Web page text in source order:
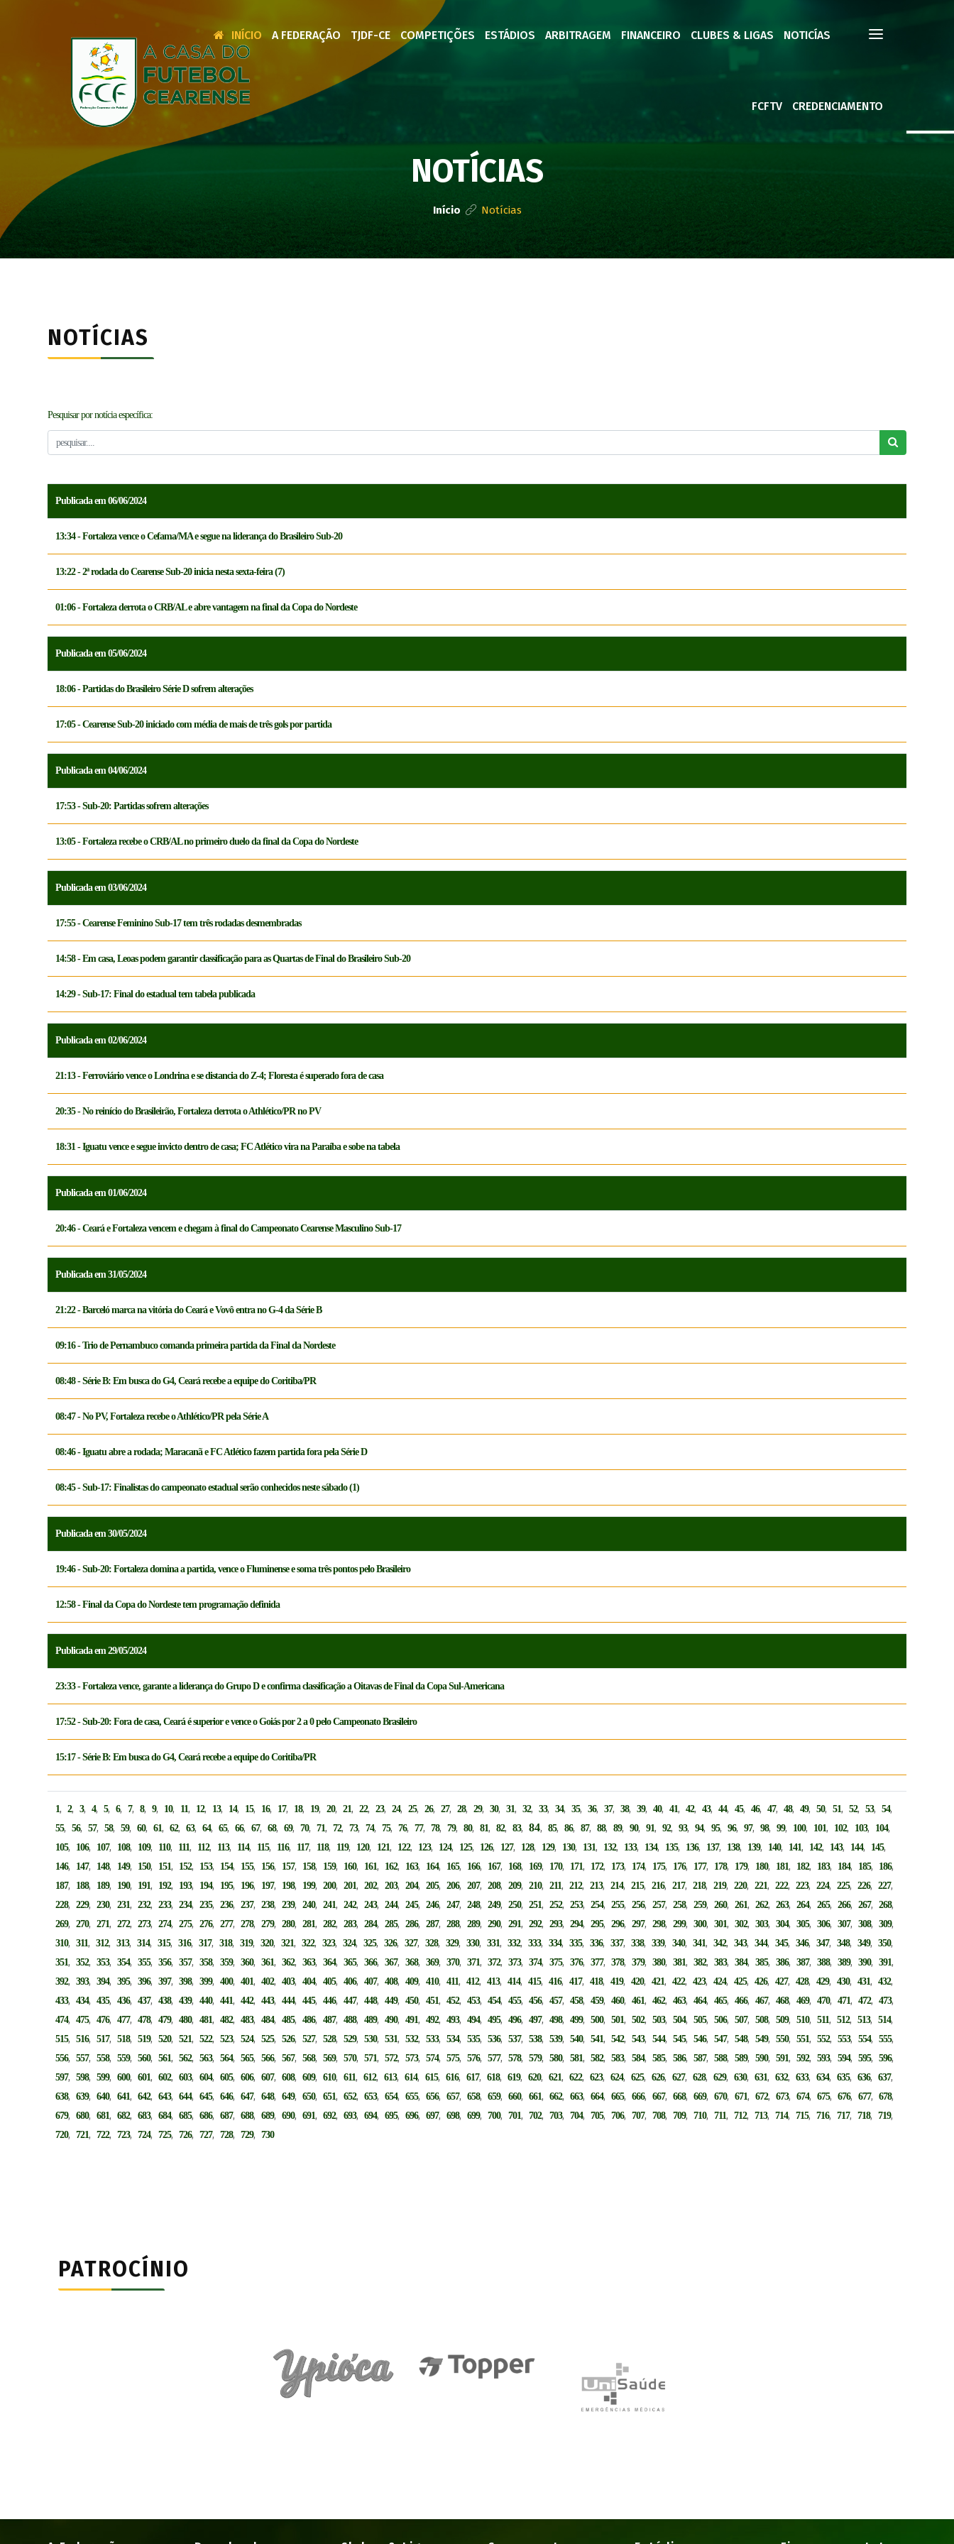
INÍCIO A FEDERAÇÃO TJDF-CE COMPETIÇÕES ESTÁDIOS ARBITRAGEM FINANCEIRO CLUBES & LIGAS NOTICÍAS
FCFTV CREDENCIAMENTO
NOTÍCIAS
Início Notícias
NOTÍCIAS
Pesquisar por notícia específica:
Publicada em 06/06/2024
13:34 - Fortaleza vence o Cefama/MA e segue na liderança do Brasileiro Sub-20
13:22 - 2ª rodada do Cearense Sub-20 inicia nesta sexta-feira (7)
01:06 - Fortaleza derrota o CRB/AL e abre vantagem na final da Copa do Nordeste
Publicada em 05/06/2024
18:06 - Partidas do Brasileiro Série D sofrem alterações
17:05 - Cearense Sub-20 iniciado com média de mais de três gols por partida
Publicada em 04/06/2024
17:53 - Sub-20: Partidas sofrem alterações
13:05 - Fortaleza recebe o CRB/AL no primeiro duelo da final da Copa do Nordeste
Publicada em 03/06/2024
17:55 - Cearense Feminino Sub-17 tem três rodadas desmembradas
14:58 - Em casa, Leoas podem garantir classificação para as Quartas de Final do Brasileiro Sub-20
14:29 - Sub-17: Final do estadual tem tabela publicada
Publicada em 02/06/2024
21:13 - Ferroviário vence o Londrina e se distancia do Z-4; Floresta é superado fora de casa
20:35 - No reinício do Brasileirão, Fortaleza derrota o Athlético/PR no PV
18:31 - Iguatu vence e segue invicto dentro de casa; FC Atlético vira na Paraíba e sobe na tabela
Publicada em 01/06/2024
20:46 - Ceará e Fortaleza vencem e chegam à final do Campeonato Cearense Masculino Sub-17
Publicada em 31/05/2024
21:22 - Barceló marca na vitória do Ceará e Vovô entra no G-4 da Série B
09:16 - Trio de Pernambuco comanda primeira partida da Final da Nordeste
08:48 - Série B: Em busca do G4, Ceará recebe a equipe do Coritiba/PR
08:47 - No PV, Fortaleza recebe o Athlético/PR pela Série A
08:46 - Iguatu abre a rodada; Maracanã e FC Atlético fazem partida fora pela Série D
08:45 - Sub-17: Finalistas do campeonato estadual serão conhecidos neste sábado (1)
Publicada em 30/05/2024
19:46 - Sub-20: Fortaleza domina a partida, vence o Fluminense e soma três pontos pelo Brasileiro
12:58 - Final da Copa do Nordeste tem programação definida
Publicada em 29/05/2024
23:33 - Fortaleza vence, garante a liderança do Grupo D e confirma classificação a Oitavas de Final da Copa Sul-Americana
17:52 - Sub-20: Fora de casa, Ceará é superior e vence o Goiás por 2 a 0 pelo Campeonato Brasileiro
15:17 - Série B: Em busca do G4, Ceará recebe a equipe do Coritiba/PR
1,2,3,4,5,6,7,8,9, 10, 11, 12, 13, 14, 15, 16, 17, 18, 19,20,21,22,23,24,25,26,27,28,29,30,31,32,33,34,35,36,37,38,39,40,41,42,43,44,45,46,47,48,49,50,51,52,53,54,
55,56,57,58,59,60,61,62,63,64,65,66,67,68,69,70,71,72,73,74,75,76,77,78,79,80,81,82,83,84,85,86,87,88,89,90,91,92,93,94,95,96,97,98,99, 100, 101, 102, 103, 104,
105, 106, 107, 108, 109, 110, 111, 112, 113, 114, 115, 116, 117, 118, 119, 120, 121, 122, 123, 124, 125, 126, 127, 128, 129, 130, 131, 132, 133, 134, 135, 136, 137, 138, 139, 140, 141, 142, 143, 144, 145,
146, 147, 148, 149, 150, 151, 152, 153, 154, 155, 156, 157, 158, 159, 160, 161, 162, 163, 164, 165, 166, 167, 168, 169, 170, 171, 172, 173, 174, 175, 176, 177, 178, 179, 180, 181, 182, 183, 184, 185, 186,
187, 188, 189, 190, 191, 192, 193, 194, 195, 196, 197, 198, 199,200,201,202,203,204,205,206,207,208,209,210,211,212,213,214,215,216,217,218,219,220,221,222,223,224,225,226,227,
228,229,230,231,232,233,234,235,236,237,238,239,240,241,242,243,244,245,246,247,248,249,250,251,252,253,254,255,256,257,258,259,260,261,262,263,264,265,266,267,268,
269,270,271,272,273,274,275,276,277,278,279,280,281,282,283,284,285,286,287,288,289,290,291,292,293,294,295,296,297,298,299,300,301,302,303,304,305,306,307,308,309,
310,311,312,313,314,315,316,317,318,319,320,321,322,323,324,325,326,327,328,329,330,331,332,333,334,335,336,337,338,339,340,341,342,343,344,345,346,347,348,349,350,
351,352,353,354,355,356,357,358,359,360,361,362,363,364,365,366,367,368,369,370,371,372,373,374,375,376,377,378,379,380,381,382,383,384,385,386,387,388,389,390,391,
392,393,394,395,396,397,398,399,400,401,402,403,404,405,406,407,408,409,410,411,412,413,414,415,416,417,418,419,420,421,422,423,424,425,426,427,428,429,430,431,432,
433,434,435,436,437,438,439,440,441,442,443,444,445,446,447,448,449,450,451,452,453,454,455,456,457,458,459,460,461,462,463,464,465,466,467,468,469,470,471,472,473,
474,475,476,477,478,479,480,481,482,483,484,485,486,487,488,489,490,491,492,493,494,495,496,497,498,499,500,501,502,503,504,505,506,507,508,509,510,511,512,513,514,
515,516,517,518,519,520,521,522,523,524,525,526,527,528,529,530,531,532,533,534,535,536,537,538,539,540,541,542,543,544,545,546,547,548,549,550,551,552,553,554,555,
556,557,558,559,560,561,562,563,564,565,566,567,568,569,570,571,572,573,574,575,576,577,578,579,580,581,582,583,584,585,586,587,588,589,590,591,592,593,594,595,596,
597,598,599,600,601,602,603,604,605,606,607,608,609,610,611,612,613,614,615,616,617,618,619,620,621,622,623,624,625,626,627,628,629,630,631,632,633,634,635,636,637,
638,639,640,641,642,643,644,645,646,647,648,649,650,651,652,653,654,655,656,657,658,659,660,661,662,663,664,665,666,667,668,669,670,671,672,673,674,675,676,677,678,
679,680,681,682,683,684,685,686,687,688,689,690,691,692,693,694,695,696,697,698,699,700,701,702,703,704,705,706,707,708,709,710,711,712,713,714,715,716,717,718,719,
720,721,722,723,724,725,726,727,728,729,730
PATROCÍNIO